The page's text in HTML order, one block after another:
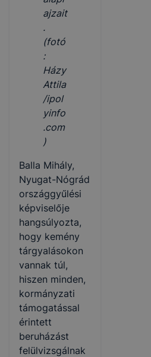
ajzait
.
(fotó
:
Házy
Attila
/ipol
yinfo
.com
)
Balla Mihály,
Nyugat-Nógrád
országgyűlési
képviselője
hangsúlyozta,
hogy kemény
tárgyalásokon
vannak túl,
hiszen minden,
kormányzati
támogatással
érintett
beruházást
felülvizsgálnak